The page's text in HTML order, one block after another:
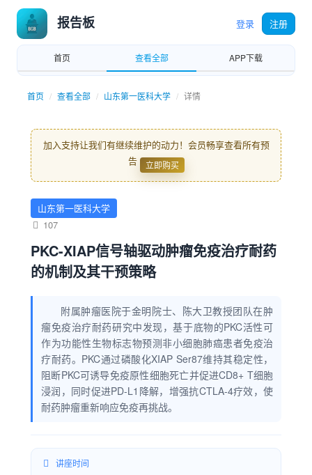
报告板 登录 注册
首页 查看全部 APP下载
首页 查看全部 山东第一医科大学 详情
加入支持让我们有继续维护的动力！会员畅享查看所有预
告
立即购买
山东第一医科大学
107
PKC-XIAP信号轴驱动肿瘤免疫治疗耐药
的机制及其干预策略
附属肿瘤医院于金明院士、陈大卫教授团队在肿
瘤免疫治疗耐药研究中发现，基于底物的PKC活性可
作为功能性生物标志物预测非小细胞肺癌患者免疫治
疗耐药。PKC通过磷酸化XIAP Ser87维持其稳定性，
阻断PKC可诱导免疫原性细胞死亡并促进CD8+ T细胞
浸润，同时促进PD-L1降解，增强抗CTLA-4疗效，使
耐药肿瘤重新响应免疫再挑战。
讲座时间